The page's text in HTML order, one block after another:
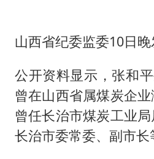
山西省纪委监委10日晚
公开资料显示，张和
曾在山西省属煤炭企
曾任长治市煤炭工业
长治市委常委、副市长